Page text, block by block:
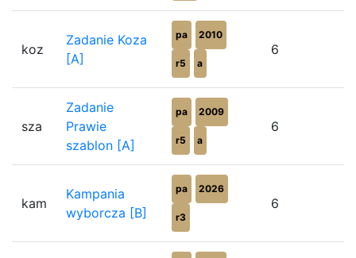
koz
Zadanie Koza
[A]
pa 2010
r5 a
6
sza
Zadanie
Prawie
szablon [A]
pa 2009
r5 a
6
kam
Kampania
wyborcza [B]
pa 2026
r3
6